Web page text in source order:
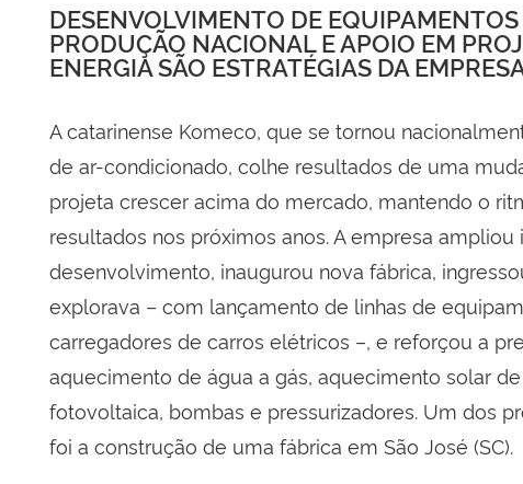
DESENVOLVIMENTO DE
PRODUÇÃO NACIONAL E APOIO EM
ENERGIA SÃO ESTRATÉGIAS DA
A catarinense Komeco, que se tornou
de ar-condicionado, colhe resultados de uma
projeta crescer acima do mercado, mantendo o
resultados nos próximos anos. A empresa
desenvolvimento, inaugurou nova fábrica,
explorava – com lançamento de linhas de
carregadores de carros elétricos –, e reforçou a
aquecimento de água a gás, aquecimento solar
fotovoltaica, bombas e pressurizadores. Um dos
foi a construção de uma fábrica em São José (SC).